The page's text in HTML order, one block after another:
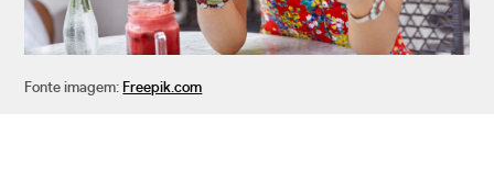
Fonte imagem: Freepik.com